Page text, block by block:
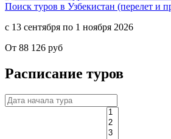
Поиск туров в Узбекистан (перелет и
с 13 сентября по 1 ноября 2026
От 88 126 руб
Расписание туров